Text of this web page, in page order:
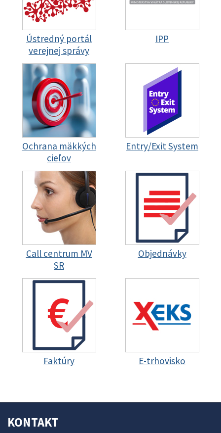
Ústredný portál
verejnej správy
IPP
Ochrana mäkkých
cieľov
Entry/Exit System
Call centrum MV
SR
Objednávky
Faktúry E-trhovisko
KONTAKT